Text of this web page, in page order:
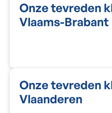
Onze tevreden
Vlaams-Brabant
Onze tevreden
Vlaanderen